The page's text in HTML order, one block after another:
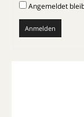
Angemeldet
Anmelden